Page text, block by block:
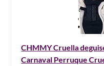
CHMMY Cruella
Carnaval Perruque